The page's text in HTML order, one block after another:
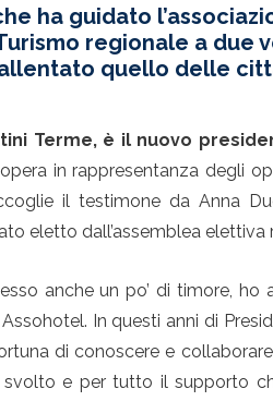
ha guidato
regionale a due
quello delle
Terme, è il nuovo
in rappresentanza degli
il testimone da Anna
eletto dall’assemblea elettiva
anche un po’ di timore, ho
In questi anni di
di conoscere e
svolto e per tutto il supporto